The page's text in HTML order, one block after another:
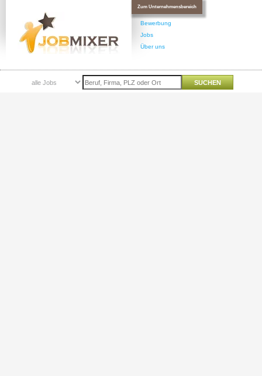
Zum Unternehmensbereich
Bewerbung
Jobs
Über uns